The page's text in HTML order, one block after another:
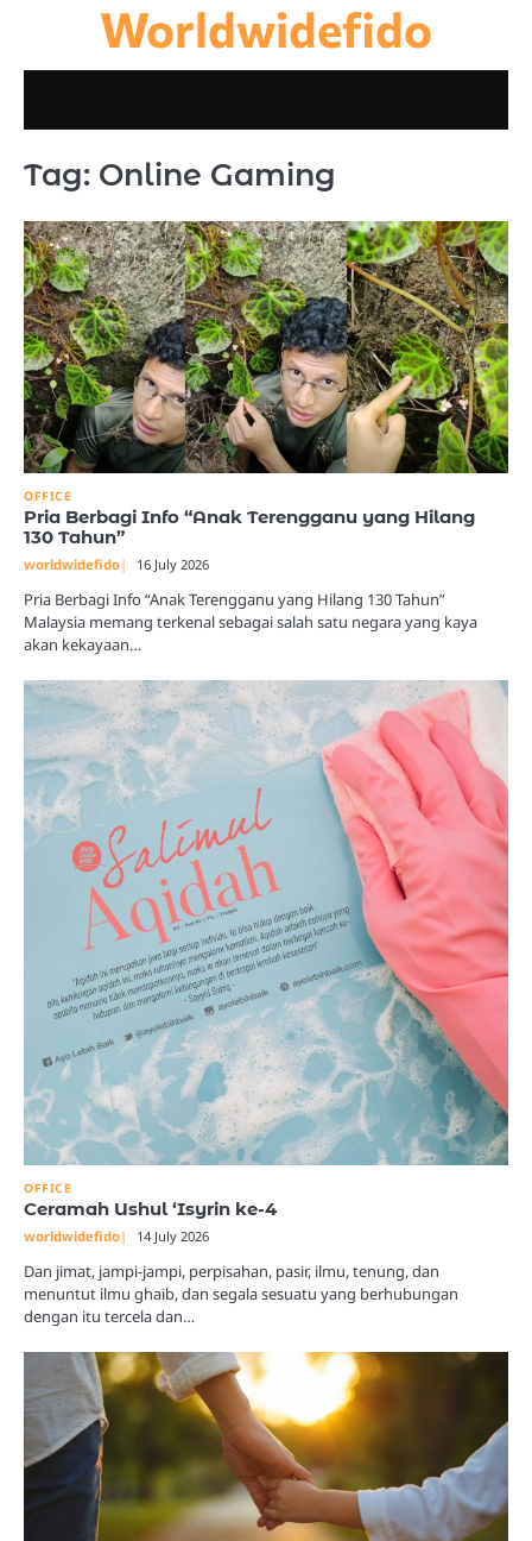
content
Worldwidefido
Tag: Online Gaming
OFFICE
Pria Berbagi Info “Anak Terengganu yang Hilang
130 Tahun”
worldwidefido 16 July 2026
Pria Berbagi Info “Anak Terengganu yang Hilang 130 Tahun”
Malaysia memang terkenal sebagai salah satu negara yang kaya
akan kekayaan…
OFFICE
Ceramah Ushul ‘Isyrin ke-4
worldwidefido 14 July 2026
Dan jimat, jampi-jampi, perpisahan, pasir, ilmu, tenung, dan
menuntut ilmu ghaib, dan segala sesuatu yang berhubungan
dengan itu tercela dan…